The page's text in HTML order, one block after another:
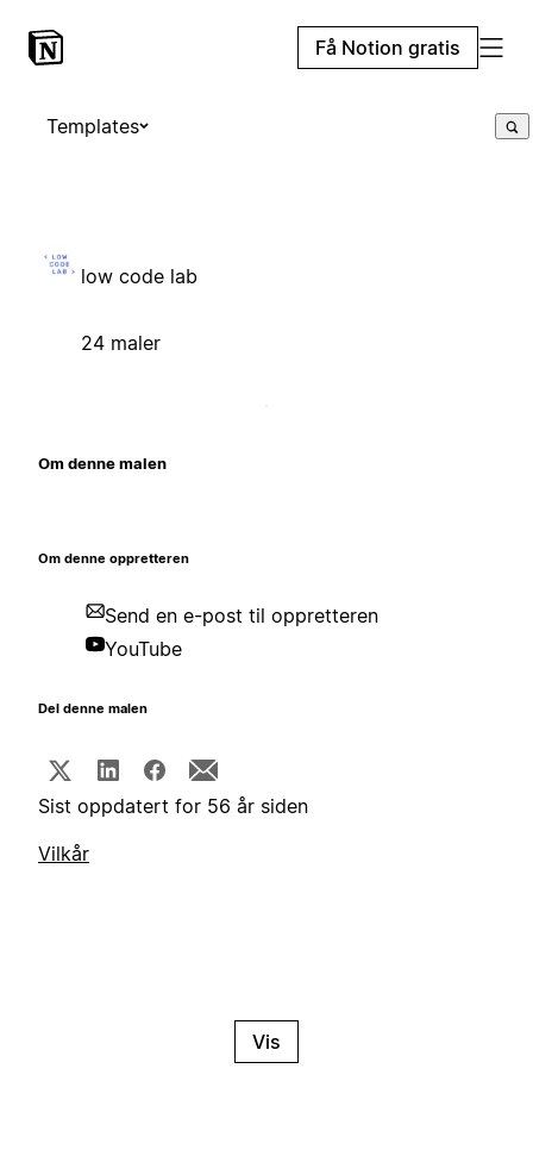
Få Notion gratis
Templates
low code lab
24 maler
Om denne malen
Om denne oppretteren
Send en e-post til oppretteren
YouTube
Del denne malen
Sist oppdatert for 56 år siden
Vilkår
Vis